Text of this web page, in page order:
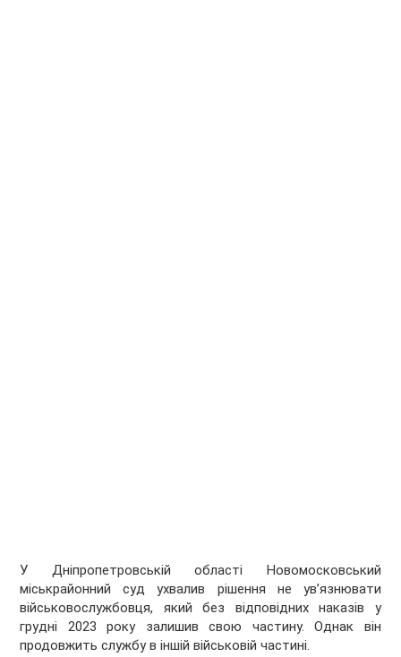
У Дніпропетровській області Новомосковський
міськрайонний суд ухвалив рішення не увʼязнювати
військовослужбовця, який без відповідних наказів у
грудні 2023 року залишив свою частину. Однак він
продовжить службу в іншій військовій частині.